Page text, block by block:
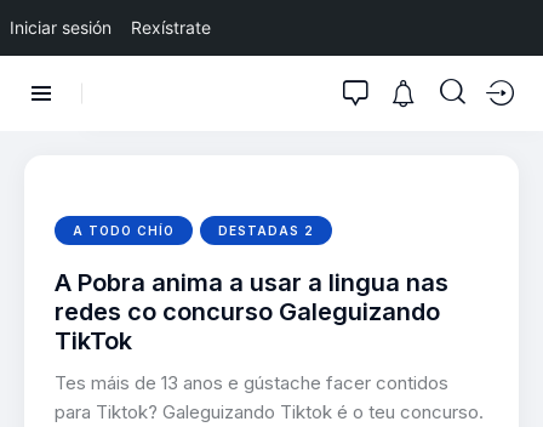
Iniciar sesión Rexístrate
A TODO CHÍO DESTADAS 2
A Pobra anima a usar a lingua nas
redes co concurso Galeguizando
TikTok
Tes máis de 13 anos e gústache facer contidos
para Tiktok? Galeguizando Tiktok é o teu concurso.